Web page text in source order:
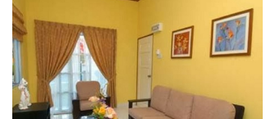
Bilik Tidur
Dapur
Ruang Makan
Ruang Tamu
Menarik Lagi
Casa Impiana